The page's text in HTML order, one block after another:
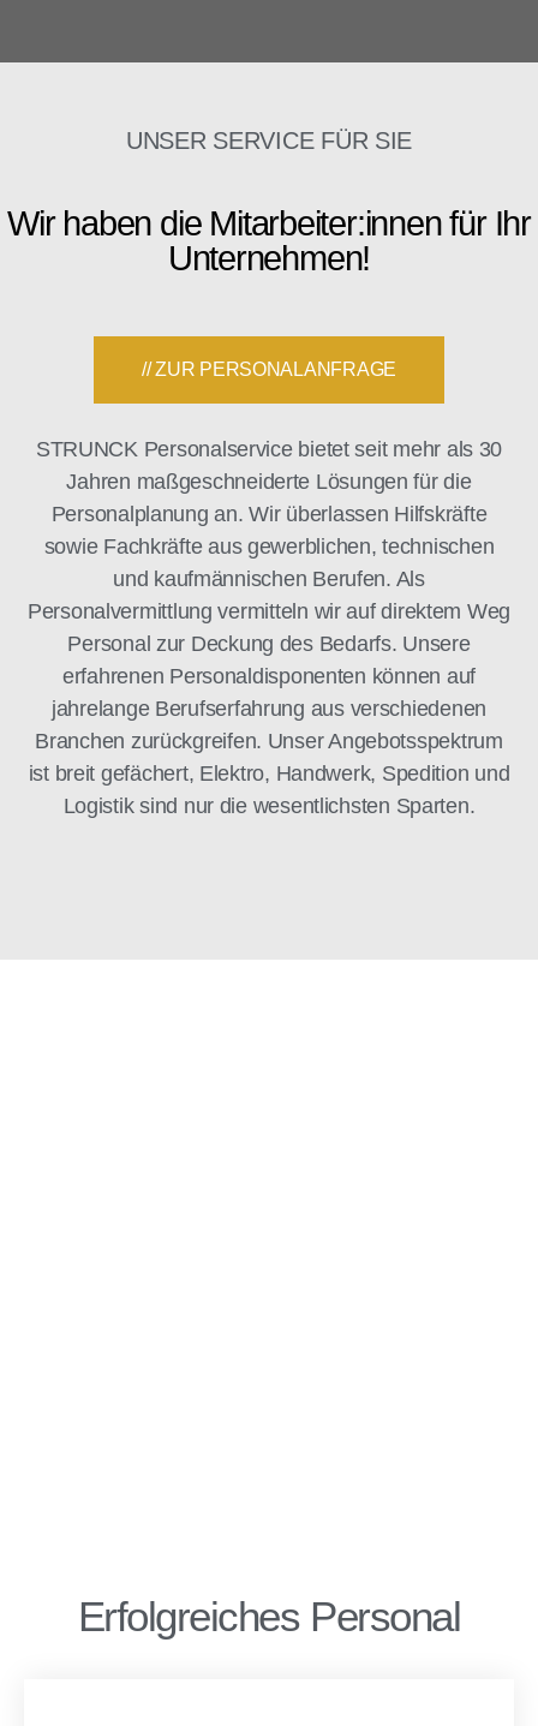
UNSER SERVICE FÜR SIE
Wir haben die Mitarbeiter:innen für Ihr
Unternehmen!
// ZUR PERSONALANFRAGE
STRUNCK Personalservice bietet seit mehr als 30
Jahren maßgeschneiderte Lösungen für die
Personalplanung an. Wir überlassen Hilfskräfte
sowie Fachkräfte aus gewerblichen, technischen
und kaufmännischen Berufen. Als
Personalvermittlung vermitteln wir auf direktem Weg
Personal zur Deckung des Bedarfs. Unsere
erfahrenen Personaldisponenten können auf
jahrelange Berufserfahrung aus verschiedenen
Branchen zurückgreifen. Unser Angebotsspektrum
ist breit gefächert, Elektro, Handwerk, Spedition und
Logistik sind nur die wesentlichsten Sparten.
Erfolgreiches Personal